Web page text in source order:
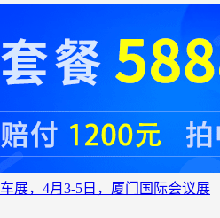
展，4月3-5日，厦门国际会议展